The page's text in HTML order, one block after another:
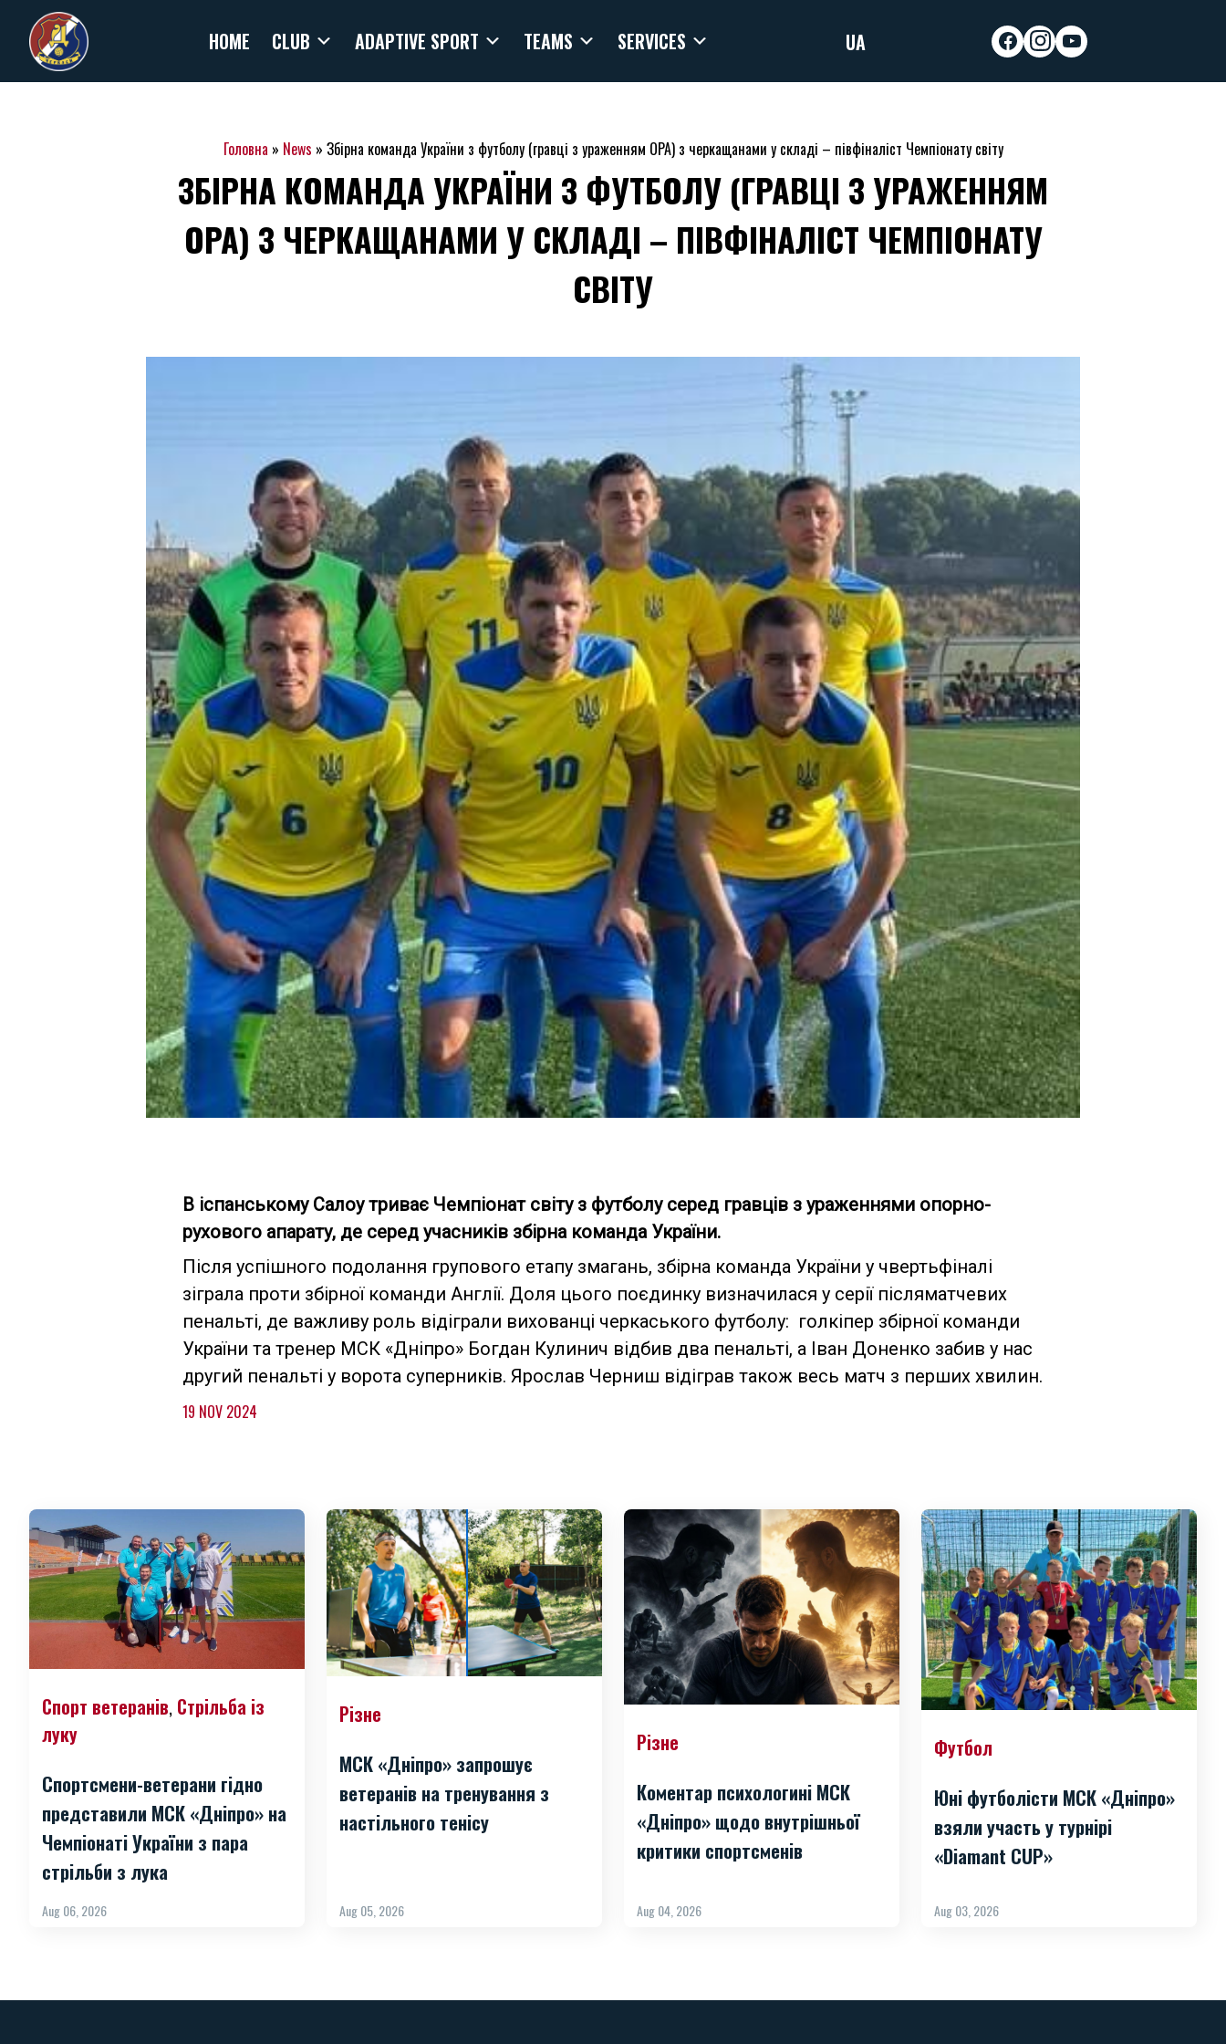
Skip
to
content
HOME CLUB ADAPTIVE SPORT TEAMS SERVICES UA facebookinstagram
youtube
Головна » News » Збірна команда України з футболу (гравці з ураженням ОРА) з черкащанами у складі – півфіналіст Чемпіонату світу
ЗБІРНА КОМАНДА УКРАЇНИ З ФУТБОЛУ (ГРАВЦІ З УРАЖЕННЯМ
ОРА) З ЧЕРКАЩАНАМИ У СКЛАДІ – ПІВФІНАЛІСТ ЧЕМПІОНАТУ
СВІТУ
В іспанському Салоу триває Чемпіонат світу з футболу серед гравців з ураженнями опорно-
рухового апарату, де серед учасників збірна команда України.
Після успішного подолання групового етапу змагань, збірна команда України у чвертьфіналі
зіграла проти збірної команди Англії. Доля цього поєдинку визначилася у серії післяматчевих
пенальті, де важливу роль відіграли вихованці черкаського футболу: голкіпер збірної команди
України та тренер МСК «Дніпро» Богдан Кулинич відбив два пенальті, а Іван Доненко забив у нас
другий пенальті у ворота суперників. Ярослав Черниш відіграв також весь матч з перших хвилин.
19 NOV 2024
Спорт ветеранів, Стрільба із
луку
Спортсмени-ветерани гідно
представили МСК «Дніпро» на
Чемпіонаті України з пара
стрільби з лука
Aug 06, 2026
Різне
МСК «Дніпро» запрошує
ветеранів на тренування з
настільного тенісу
Aug 05, 2026
Різне
Коментар психологині МСК
«Дніпро» щодо внутрішньої
критики спортсменів
Aug 04, 2026
Футбол
Юні футболісти МСК «Дніпро»
взяли участь у турнірі
«Diamant CUP»
Aug 03, 2026